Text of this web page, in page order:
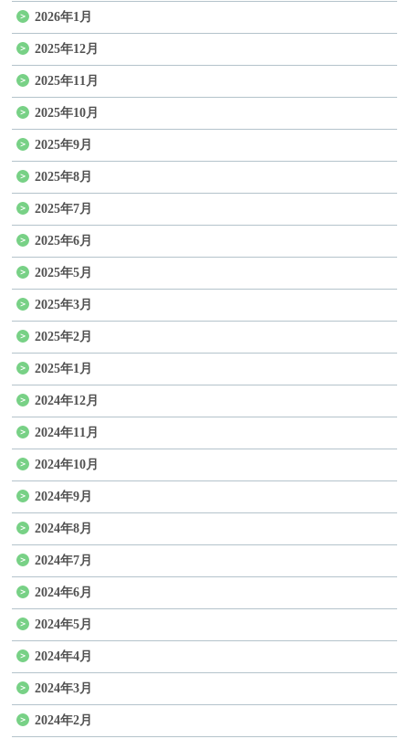
2026年1月
2025年12月
2025年11月
2025年10月
2025年9月
2025年8月
2025年7月
2025年6月
2025年5月
2025年3月
2025年2月
2025年1月
2024年12月
2024年11月
2024年10月
2024年9月
2024年8月
2024年7月
2024年6月
2024年5月
2024年4月
2024年3月
2024年2月